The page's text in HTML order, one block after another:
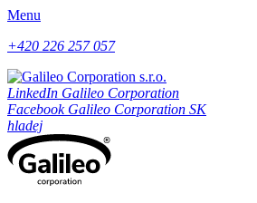
Menu
+420 226 257 057
LinkedIn Galileo Corporation
Facebook Galileo Corporation SK
hladej